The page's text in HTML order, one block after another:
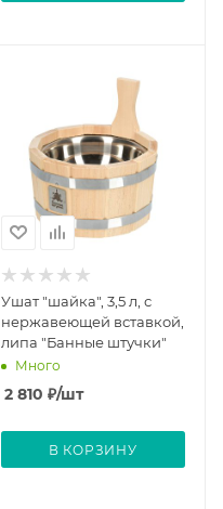
Ушат "шайка", 3,5 л, с
нержавеющей вставкой,
липа "Банные штучки"
Много
2 810 ₽/шт
В КОРЗИНУ